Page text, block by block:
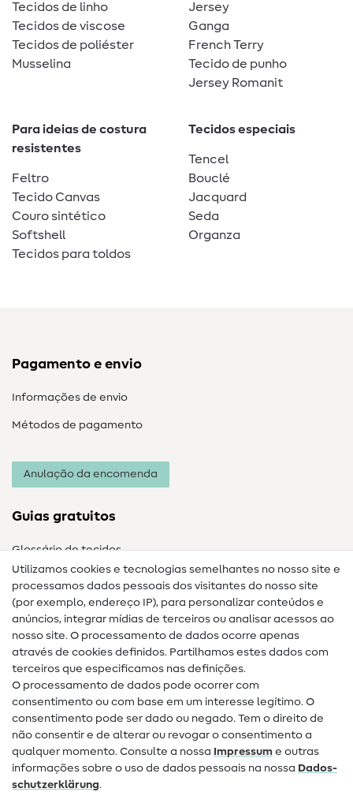
Tecidos de linho
Tecidos de viscose
Tecidos de poliéster
Musselina
Jersey
Ganga
French Terry
Tecido de punho
Jersey Romanit
Para ideias de costura
resistentes
Feltro
Tecido Canvas
Couro sintético
Softshell
Tecidos para toldos
Tecidos especiais
Tencel
Bouclé
Jacquard
Seda
Organza
Pagamento e envio
Informações de envio
Métodos de pagamento
Anulação da encomenda
Guias gratuitos
Glossário de tecidos
Guias de costura
Ajuda e contacto
Contacto
Mudança de proprietário
Perguntas frequentes (FAQ)
Direito de cancelamento
Popular
Utilizamos cookies e tecnologias semelhantes no nosso site e
processamos dados pessoais dos visitantes do nosso site
(por exemplo, endereço IP), para personalizar conteúdos e
anúncios, integrar mídias de terceiros ou analisar acessos ao
nosso site. O processamento de dados ocorre apenas
através de cookies definidos. Partilhamos estes dados com
terceiros que especificamos nas definições.
O processamento de dados pode ocorrer com
consentimento ou com base em um interesse legítimo. O
consentimento pode ser dado ou negado. Tem o direito de
não consentir e de alterar ou revogar o consentimento a
qualquer momento. Consulte a nossa Impressum e outras
informações sobre o uso de dados pessoais na nossa Dados­
schutz­erklärung.